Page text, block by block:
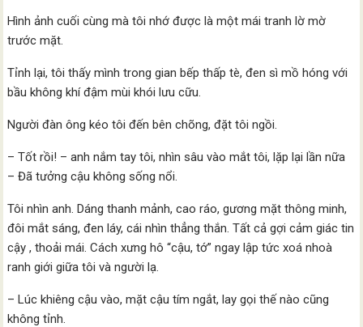
Hình ảnh cuối cùng mà tôi nhớ được là một mái tranh lờ mờ
trước mặt.
Tỉnh lại, tôi thấy mình trong gian bếp thấp tè, đen sì mồ hóng với
bầu không khí đậm mùi khói lưu cữu.
Người đàn ông kéo tôi đến bên chõng, đặt tôi ngồi.
– Tốt rồi! – anh nắm tay tôi, nhìn sâu vào mắt tôi, lặp lại lần nữa
– Đã tưởng cậu không sống nổi.
Tôi nhìn anh. Dáng thanh mảnh, cao ráo, gương mặt thông minh,
đôi mắt sáng, đen láy, cái nhìn thẳng thắn. Tất cả gợi cảm giác tin
cậy , thoải mái. Cách xưng hô “cậu, tớ” ngay lập tức xoá nhoà
ranh giới giữa tôi và người lạ.
– Lúc khiêng cậu vào, mặt cậu tím ngắt, lay gọi thế nào cũng
không tỉnh.